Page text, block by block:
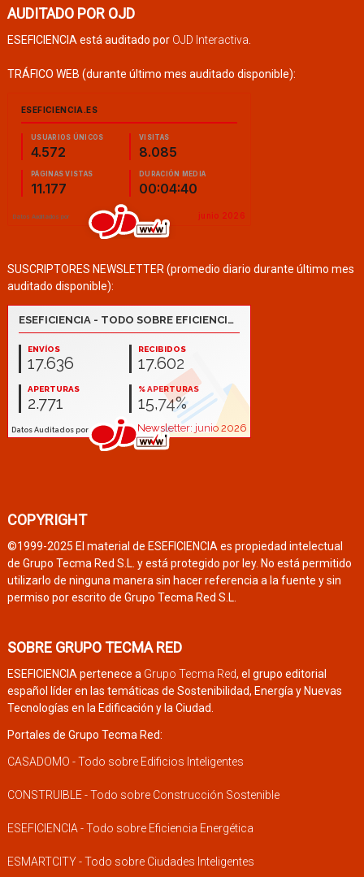
AUDITADO POR OJD
ESEFICIENCIA está auditado por OJD Interactiva
TRÁFICO WEB (durante último mes auditado disponible):
SUSCRIPTORES NEWSLETTER (promedio diario durante último mes
auditado disponible):
COPYRIGHT
©1999-2025 El material de ESEFICIENCIA es propiedad intelectual
de Grupo Tecma Red S.L. y está protegido por ley. No está permitido
utilizarlo de ninguna manera sin hacer referencia a la fuente y sin
permiso por escrito de Grupo Tecma Red S.L.
SOBRE GRUPO TECMA RED
ESEFICIENCIA pertenece a Grupo Tecma Red, el grupo editorial
español líder en las temáticas de Sostenibilidad, Energía y Nuevas
Tecnologías en la Edificación y la Ciudad.
Portales de Grupo Tecma Red:
CASADOMO - Todo sobre Edificios Inteligentes
CONSTRUIBLE - Todo sobre Construcción Sostenible
ESEFICIENCIA - Todo sobre Eficiencia Energética
ESMARTCITY - Todo sobre Ciudades Inteligentes